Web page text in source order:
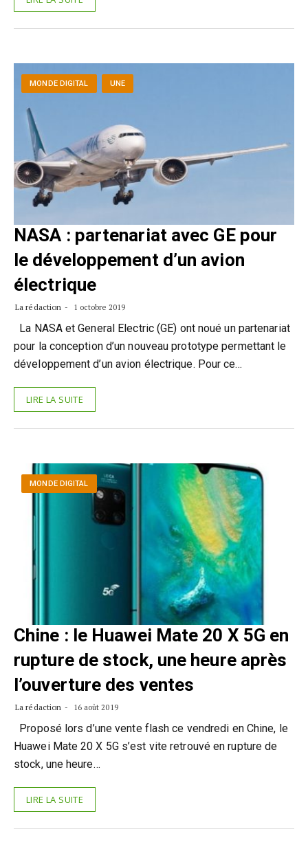
MONDE DIGITAL UNE
NASA : partenariat avec GE pour
le développement d’un avion
électrique
La rédaction 1 octobre 2019
La NASA et General Electric (GE) ont noué un partenariat
pour la conception d’un nouveau prototype permettant le
développement d’un avion électrique. Pour ce…
LIRE LA SUITE
MONDE DIGITAL
Chine : le Huawei Mate 20 X 5G en
rupture de stock, une heure après
l’ouverture des ventes
La rédaction 16 août 2019
Proposé lors d’une vente flash ce vendredi en Chine, le
Huawei Mate 20 X 5G s’est vite retrouvé en rupture de
stock, une heure…
LIRE LA SUITE